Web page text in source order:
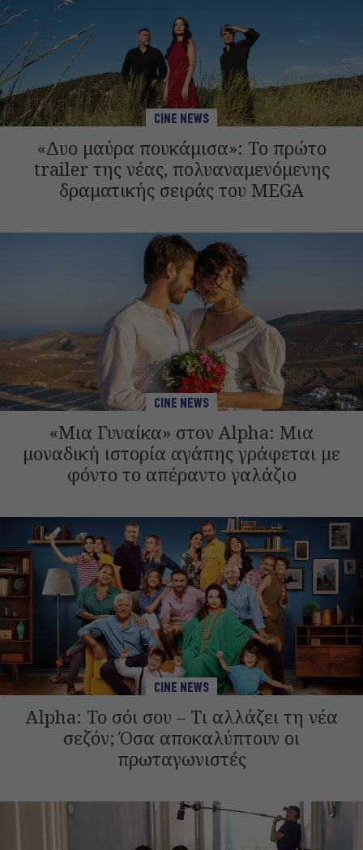
CINE NEWS
«Δυο μαύρα πουκάμισα»: Το πρώτο
trailer της νέας, πολυαναμενόμενης
δραματικής σειράς του MEGA
CINE NEWS
«Μια Γυναίκα» στον Alpha: Μια
μοναδική ιστορία αγάπης γράφεται με
φόντο το απέραντο γαλάζιο
CINE NEWS
Alpha: Το σόι σου – Τι αλλάζει τη νέα
σεζόν; Όσα αποκαλύπτουν οι
πρωταγωνιστές